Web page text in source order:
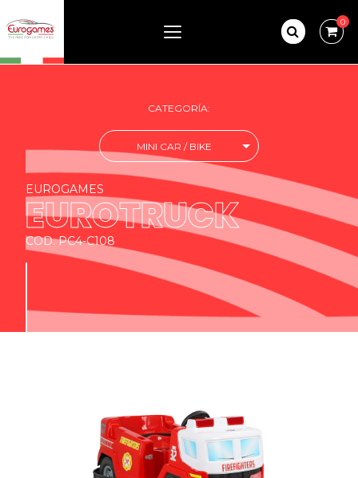
0
CATEGORÍA:
MINI CAR / BIKE
EUROGAMES
EUROTRUCK
COD. PC4-C108